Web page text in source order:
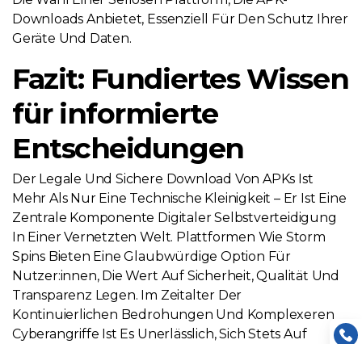
Downloads Anbietet, Essenziell Für Den Schutz Ihrer
Geräte Und Daten.
Fazit: Fundiertes Wissen
für informierte
Entscheidungen
Der Legale Und Sichere Download Von APKs Ist
Mehr Als Nur Eine Technische Kleinigkeit – Er Ist Eine
Zentrale Komponente Digitaler Selbstverteidigung
In Einer Vernetzten Welt. Plattformen Wie Storm
Spins Bieten Eine Glaubwürdige Option Für
Nutzer:innen, Die Wert Auf Sicherheit, Qualität Und
Transparenz Legen. Im Zeitalter Der
Kontinuierlichen Bedrohungen Und Komplexeren
Cyberangriffe Ist Es Unerlässlich, Sich Stets Auf